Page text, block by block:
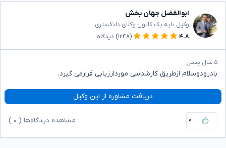
ابوالفضل جهان بخش
وکیل پایه یک کانون وکلای دادگستری
۴.۸
(۱۲۴۸) دیدگاه
۵ سال پیش
بادرودوسلام ازطریق کارشناسی موردارزیابی قرارمی گیرد.
دریافت مشاوره از این وکیل
۰ مشاهده دیدگاه‌ها ( ۰